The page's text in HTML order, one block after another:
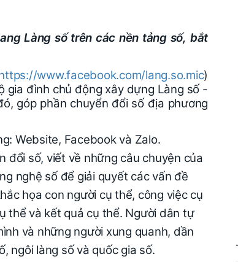
Làng số trên các nền tảng số, bắt
www.facebook.com/lang.so.mic)
gia đình chủ động xây dựng Làng số -
góp phần chuyển đổi số địa phương
Website, Facebook và Zalo.
đổi số, viết về những câu chuyện của
nghệ số để giải quyết các vấn đề
họa con người cụ thể, công việc cụ
thể và kết quả cụ thể. Người dân tự
và những người xung quanh, dần
ngôi làng số và quốc gia số.